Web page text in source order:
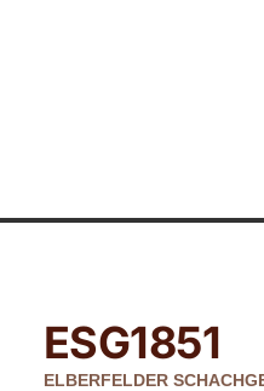
ESG1851
ELBERFELDER